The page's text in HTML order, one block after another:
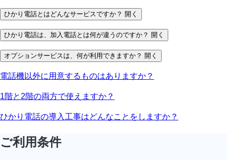
ひかり電話とはどんなサービスですか？ 開く
ひかり電話は、加入電話とは何が違うのですか？ 開く
オプションサービスは、何が利用できますか？ 開く
電話機以外に用意するものはありますか？
1階と2階の両方で使えますか？
ひかり電話の導入工事はどんなことをしますか？
ご利用条件